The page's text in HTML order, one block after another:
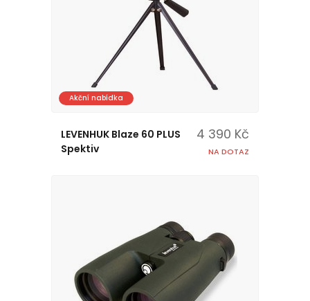
Akční nabídka
LEVENHUK Blaze 60 PLUS
Spektiv
4 390 Kč
NA DOTAZ